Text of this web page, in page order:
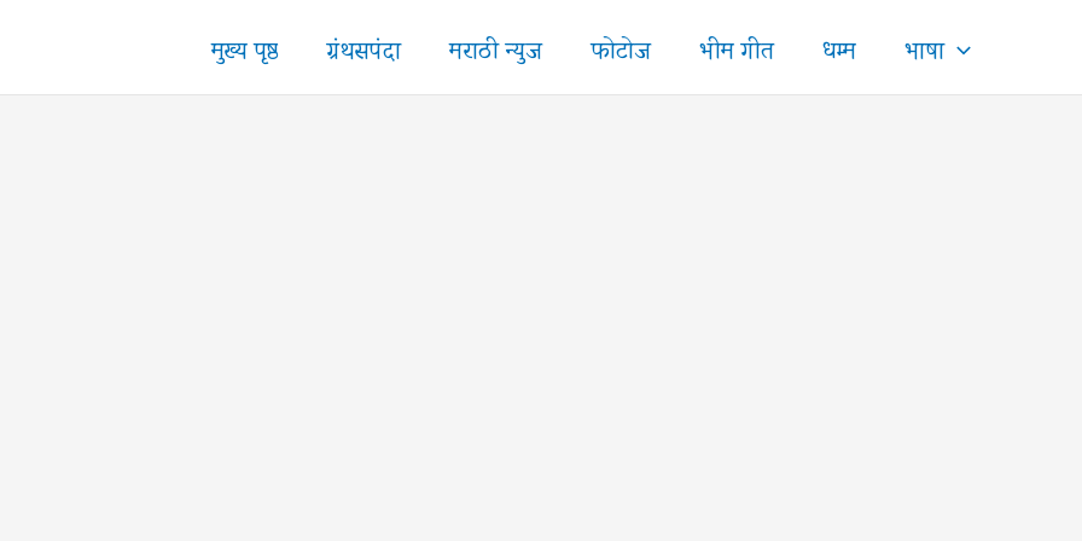
मुख्य पृष्ठ ग्रंथसपंदा मराठी न्युज फोटोज भीम गीत धम्म भाषा